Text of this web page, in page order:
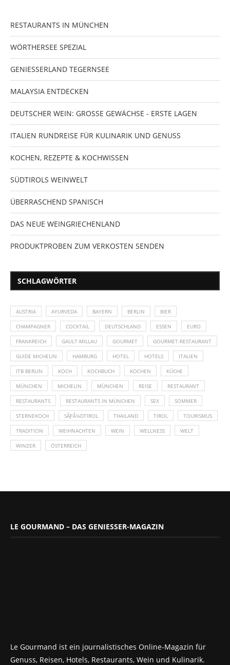
RESTAURANTS IN MÜNCHEN
WÖRTHERSEE SPEZIAL
GENIESSERLAND TEGERNSEE
MALAYSIA ENTDECKEN
DEUTSCHER WEIN: GROSSE GEWÄCHSE - ERSTE LAGEN
ITALIEN RUNDREISE FÜR KULINARIK UND GENUSS
KOCHEN, REZEPTE & KOCHWISSEN
SÜDTIROLS WEINWELT
ÜBERRASCHEND SPANISCH
DAS NEUE WEINGRIECHENLAND
PRODUKTPROBEN ZUM VERKOSTEN SENDEN
SCHLAGWÖRTER
AUSTRIA AYURVEDA BAYERN BERLIN BIER
CHAMPAGNER COCKTAIL DEUTSCHLAND ESSEN EURO
FRANKREICH GAULT-MILLAU GOURMET GOURMET-RESTAURANT
GUIDE MICHELIN HAMBURG HOTEL HOTELS ITALIEN
ITB BERLIN KOCH KOCHBUCH KOCHEN KÜCHE
MÜNCHEN MICHELIN MÜNCHEN REISE RESTAURANT
RESTAURANTS RESTAURANTS IN MÜNCHEN SEX SOMMER
STERNEKOCH SÃƑÂ¼DTIROL THAILAND TIROL TOURISMUS
TRADITION WEIHNACHTEN WEIN WELLNESS WELT
WINZER ÖSTERREICH
LE GOURMAND – DAS GENIESSER-MAGAZIN
Le Gourmand ist ein journalistisches Online-Magazin für
Genuss, Reisen, Hotels, Restaurants, Wein und Kulinarik.